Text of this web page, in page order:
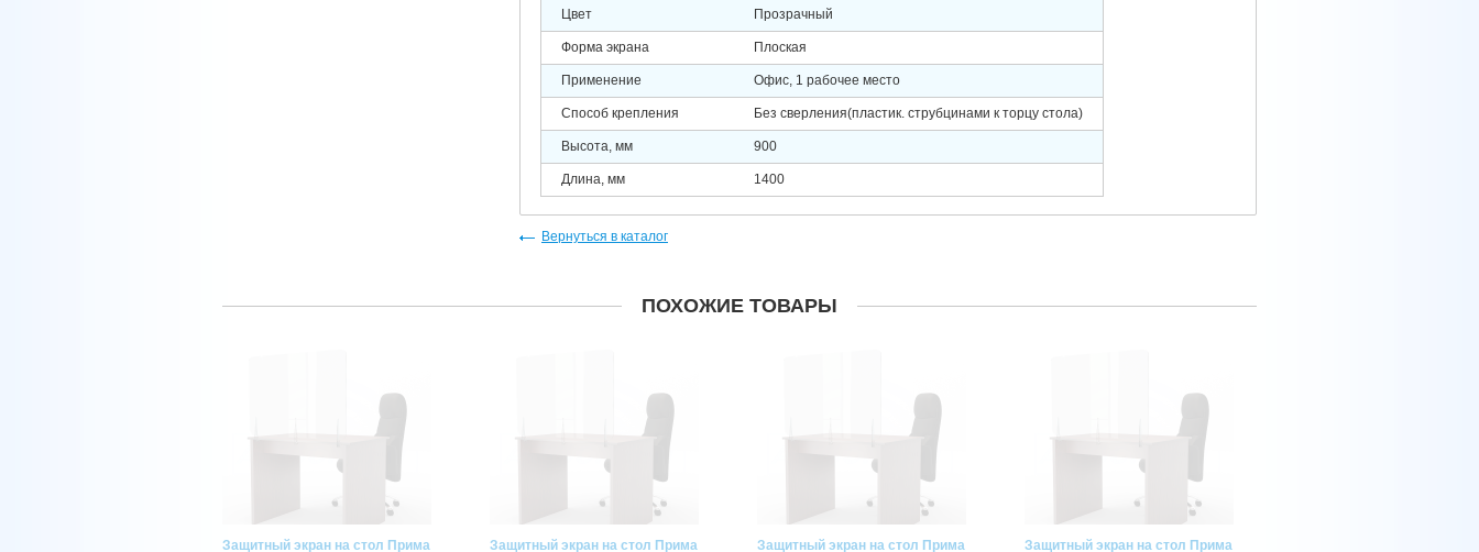
Цвет Прозрачный
Форма экрана Плоская
Применение Офис, 1 рабочее место
Способ крепления Без сверления(пластик. струбцинами к торцу стола)
Высота, мм 900
Длина, мм 1400
Вернуться в каталог
ПОХОЖИЕ ТОВАРЫ
Защитный экран на стол Прима Защитный экран на стол Прима Защитный экран на стол Прима Защитный экран на стол Прима